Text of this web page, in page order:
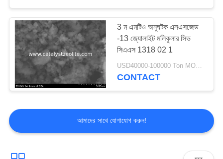
3 ম এমটিও অনুঘটক এসএসজেড
-13 জ্যোলাইট মলিকুলার সিভ
সিএএস 1318 02 1
CONTACT
আমাদের সাথে যোগাযোগ করুন!